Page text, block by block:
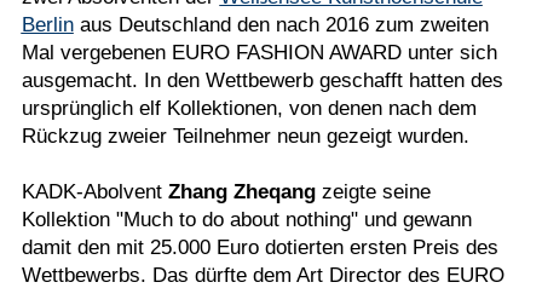
Berlinaus Deutschland den nach 2016 zum zweiten
Mal vergebenen EURO FASHION AWARD unter sich
ausgemacht. In den Wettbewerb geschafft hatten des
ursprünglich elf Kollektionen, von denen nach dem
Rückzug zweier Teilnehmer neun gezeigt wurden.
KADK-Abolvent Zhang Zheqangzeigte seine
Kollektion "Much to do about nothing" und gewann
damit den mit 25.000 Euro dotierten ersten Preis des
Wettbewerbs. Das dürfte dem Art Director des EURO